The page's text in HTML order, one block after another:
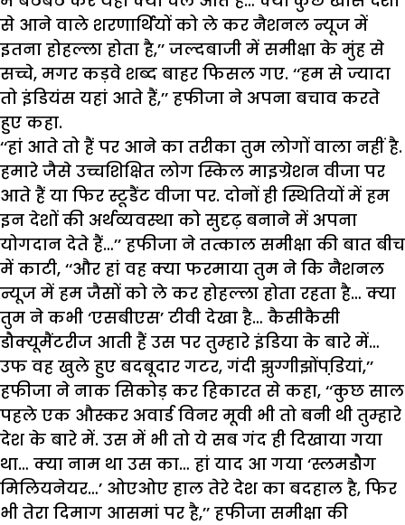
से आने वाले शरणार्थियों को ले कर नैशनल न्यूज में
इतना होहल्ला होता है,’’ जल्दबाजी में समीक्षा के मुंह से
सच्चे, मगर कड़वे शब्द बाहर फिसल गए. ‘‘हम से ज्यादा
तो इंडियंस यहां आते हैं,’’ हफीजा ने अपना बचाव करते
हुए कहा.
‘‘हां आते तो हैं पर आने का तरीका तुम लोगों वाला नहीं है.
हमारे जैसे उच्चशिक्षित लोग स्किल माइग्रेशन वीजा पर
आते हैं या फिर स्टूडैंट वीजा पर. दोनों ही स्थितियों में हम
इन देशों की अर्थव्यवस्था को सुदृढ़ बनाने में अपना
योगदान देते हैं…’’ हफीजा ने तत्काल समीक्षा की बात बीच
में काटी, ‘‘और हां वह क्या फरमाया तुम ने कि नैशनल
न्यूज में हम जैसों को ले कर होहल्ला होता रहता है… क्या
तुम ने कभी ‘एसबीएस’ टीवी देखा है… कैसीकैसी
डौक्यूमैंटरीज आती हैं उस पर तुम्हारे इंडिया के बारे में…
उफ वह खुले हुए बदबूदार गटर, गंदी झुग्गीझोंपडि़यां,’’
हफीजा ने नाक सिकोड़ कर हिकारत से कहा, ‘‘कुछ साल
पहले एक औस्कर अवार्ड विनर मूवी भी तो बनी थी तुम्हारे
देश के बारे में. उस में भी तो ये सब गंद ही दिखाया गया
था… क्या नाम था उस का… हां याद आ गया ‘स्लमडौग
मिलियनेयर…’ ओएओए हाल तेरे देश का बदहाल है, फिर
भी तेरा दिमाग आसमां पर है,’’ हफीजा समीक्षा की